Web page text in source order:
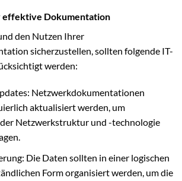
effektive Dokumentation
den Nutzen Ihrer
sicherzustellen, sollten folgende IT-
werden:
Netzwerkdokumentationen
aktualisiert werden, um
Netzwerkstruktur und -technologie
Die Daten sollten in einer logischen
Form organisiert werden, um die